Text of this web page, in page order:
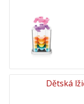
Dětská